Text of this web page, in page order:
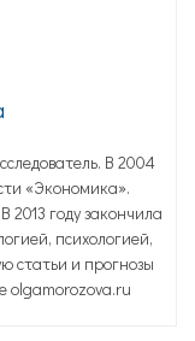
В 2004
«Экономика».
2013 году закончила
психологией,
статьи и прогнозы
olgamorozova.ru